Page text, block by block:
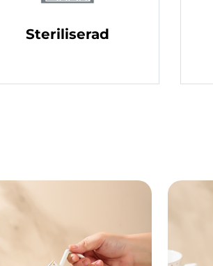
Steriliserad